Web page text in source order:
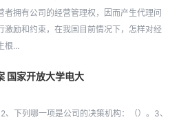
者拥有公司的经营管理权，因而产生代理问
激励和约束，在我国目前情况下，怎样对经
根...
国家开放大学电大
下列哪一项是公司的决策机构：（）。3、